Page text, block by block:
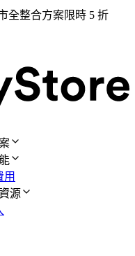
全整合方案限時 5 折
用
源